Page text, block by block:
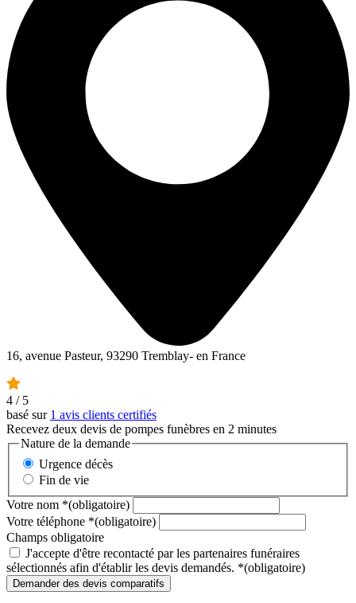
16, avenue Pasteur, 93290 Tremblay- en France
4 / 5
basé sur 1 avis clients certifiés
Recevez deux devis de pompes funèbres en 2 minutes
Nature de la demande
Urgence décès
Fin de vie
Votre nom *(obligatoire)
Votre téléphone *(obligatoire)
Champs obligatoire
J'accepte d'être recontacté par les partenaires funéraires
sélectionnés afin d'établir les devis demandés. *(obligatoire)